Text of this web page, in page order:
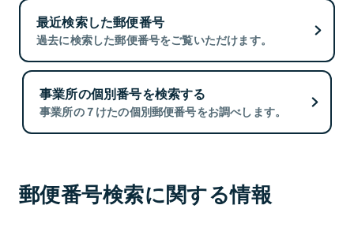
最近検索した郵便番号
過去に検索した郵便番号をご覧いただけます。
事業所の個別番号を検索する
事業所の７けたの個別郵便番号をお調べします。
郵便番号検索に関する情報